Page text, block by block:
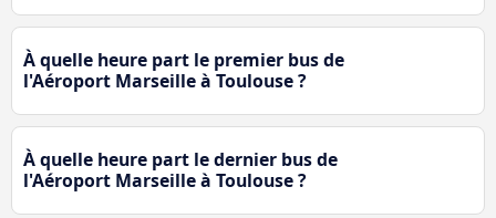
À quelle heure part le premier bus de
l'Aéroport Marseille à Toulouse ?
À quelle heure part le dernier bus de
l'Aéroport Marseille à Toulouse ?